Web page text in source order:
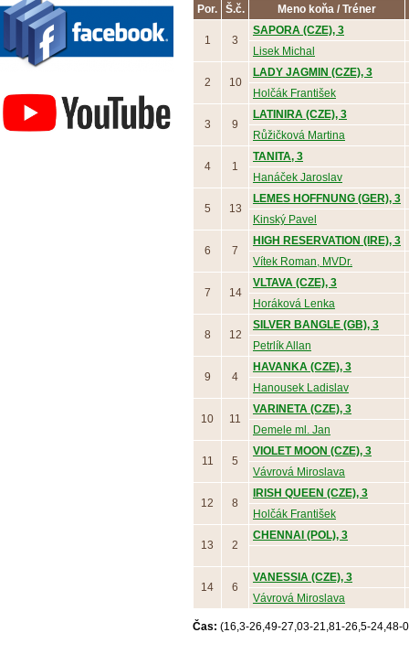
Por. Š.č. Meno koňa / Tréner
1 3
SAPORA (CZE), 3
Lisek Michal
2 10
LADY JAGMIN (CZE), 3
Holčák František
3 9
LATINIRA (CZE), 3
Růžičková Martina
4 1
TANITA, 3
Hanáček Jaroslav
5 13
LEMES HOFFNUNG (GER), 3
Kinský Pavel
6 7
HIGH RESERVATION (IRE), 3
Vítek Roman, MVDr.
7 14
VLTAVA (CZE), 3
Horáková Lenka
8 12
SILVER BANGLE (GB), 3
Petrlík Allan
9 4
HAVANKA (CZE), 3
Hanousek Ladislav
10 11
VARINETA (CZE), 3
Demele ml. Jan
11 5
VIOLET MOON (CZE), 3
Vávrová Miroslava
12 8
IRISH QUEEN (CZE), 3
Holčák František
13 2
CHENNAI (POL), 3
14 6
VANESSIA (CZE), 3
Vávrová Miroslava
Čas: (16,3-26,49-27,03-21,81-26,5-24,48-